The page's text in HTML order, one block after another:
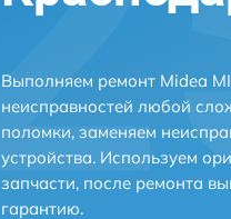
Выполняем ремонт Midea
неисправностей любой
поломки, заменяем
устройства. Используем
запчасти, после ремонта
гарантию.